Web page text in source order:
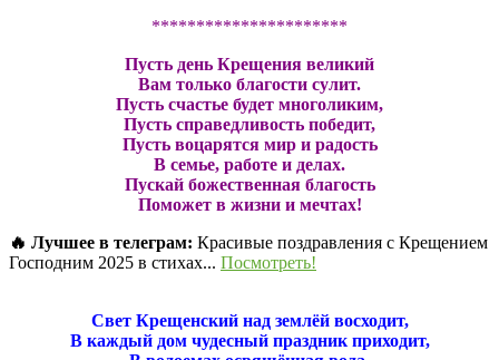
**********************
Пусть день Крещения великий
Вам только благости сулит.
Пусть счастье будет многоликим,
Пусть справедливость победит,
Пусть воцарятся мир и радость
В семье, работе и делах.
Пускай божественная благость
Поможет в жизни и мечтах!
🔥 Лучшее в телеграм: Красивые поздравления с Крещением
Господним 2025 в стихах... Посмотреть!
Свет Крещенский над землёй восходит,
В каждый дом чудесный праздник приходит,